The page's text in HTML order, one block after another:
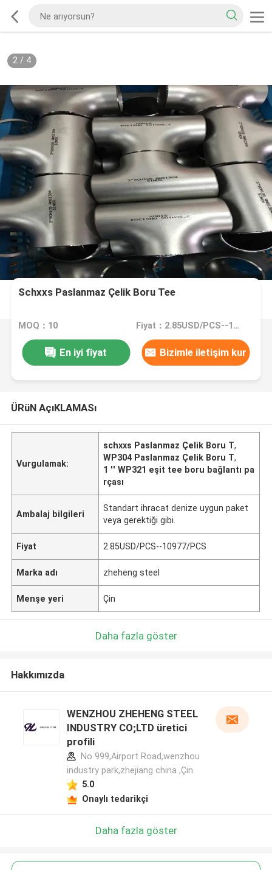
2/ 4
Schxxs Paslanmaz Çelik Boru Tee
MOQ：10 Fiyat：2.85USD/PCS--10977/PCS
En iyi fiyat Bizimle iletişim kur
ÜRüN AçıKLAMASı
Vurgulamak:
schxxs Paslanmaz Çelik Boru T,
WP304 Paslanmaz Çelik Boru T,
1 '' WP321 eşit tee boru bağlantı pa
rçası
Ambalaj bilgileri
Standart ihracat denize uygun paket
veya gerektiği gibi.
Fiyat 2.85USD/PCS--10977/PCS
Marka adı zheheng steel
Menşe yeri Çin
Daha fazla göster
Hakkımızda
WENZHOU ZHEHENG STEEL
INDUSTRY CO;LTD üretici
profili
No 999,Airport Road,wenzhou
industry park,zhejiang china ,Çin
5.0
Onaylı tedarikçi
Daha fazla göster